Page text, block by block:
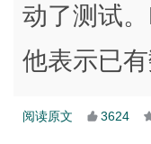
动了测试
他表示已
阅读原文 3624